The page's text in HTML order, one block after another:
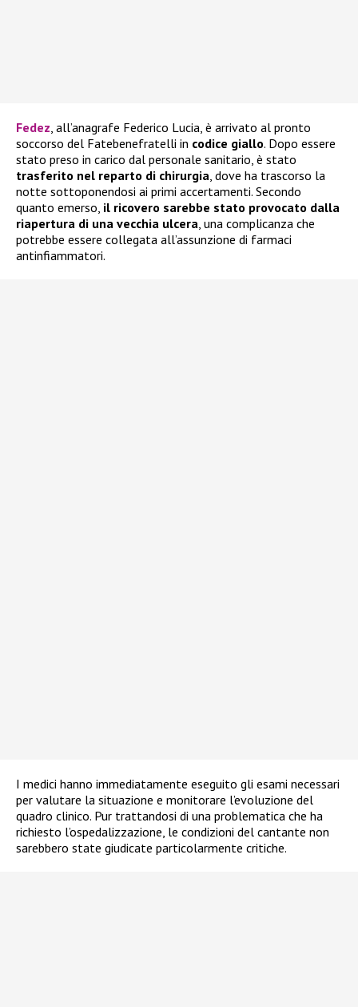
Fedez , all’anagrafe Federico Lucia, è arrivato al pronto
soccorso del Fatebenefratelli in codice giallo. Dopo essere
stato preso in carico dal personale sanitario, è stato
trasferito nel reparto di chirurgia , dove ha trascorso la
notte sottoponendosi ai primi accertamenti. Secondo
quanto emerso, il ricovero sarebbe stato provocato dalla
riapertura di una vecchia ulcera , una complicanza che
potrebbe essere collegata all’assunzione di farmaci
antinfiammatori.
I medici hanno immediatamente eseguito gli esami necessari
per valutare la situazione e monitorare l’evoluzione del
quadro clinico. Pur trattandosi di una problematica che ha
richiesto l’ospedalizzazione, le condizioni del cantante non
sarebbero state giudicate particolarmente critiche.